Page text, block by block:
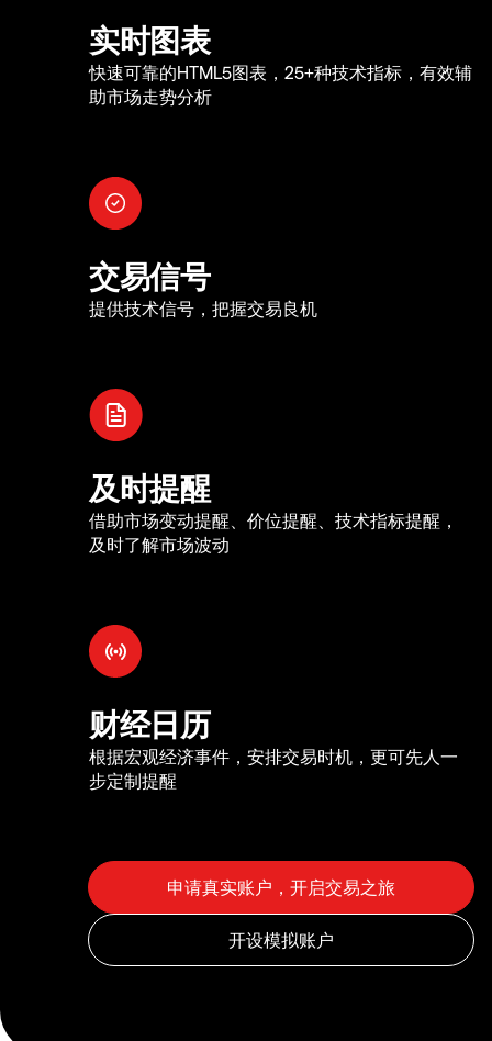
实时图表
快速可靠的HTML5图表，25+种技术指标，有效辅
助市场走势分析
交易信号
提供技术信号，把握交易良机
及时提醒
借助市场变动提醒、价位提醒、技术指标提醒，
及时了解市场波动
财经日历
根据宏观经济事件，安排交易时机，更可先人一
步定制提醒